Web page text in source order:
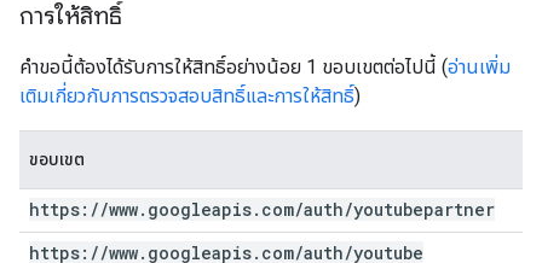
การให้สิทธิ์
คำขอนี้ต้องได้รับการให้สิทธิ์อย่างน้อย 1 ขอบเขตต่อไปนี้ (อ่านเพิ่ม
เติมเกี่ยวกับการตรวจสอบสิทธิ์และการให้สิทธิ์)
ขอบเขต
https: //www. googleapis. com/auth/youtubepartner
https: //www. googleapis. com/auth/youtube